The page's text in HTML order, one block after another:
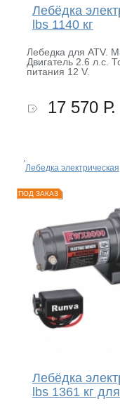
Лебёдка
lbs 1140 кг
Лебедка для ATV.
Двигатель 2.6 л.с.
питания 12 V.
17 570 Р.
Лебедка электрическая
ПОД ЗАКАЗ
Лебёдка
lbs 1361 кг